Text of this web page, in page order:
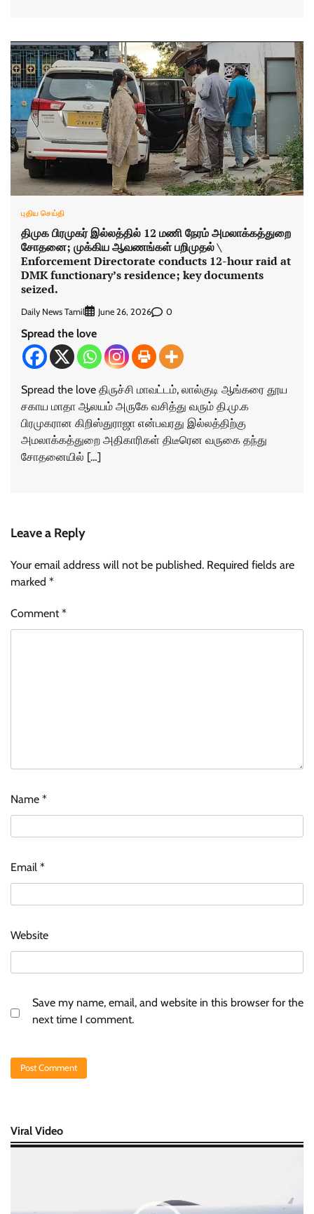
புதிய செய்தி
திமுக பிரமுகர் இல்லத்தில் 12 மணி நேரம் அமலாக்கத்துறை
சோதனை; முக்கிய ஆவணங்கள் பறிமுதல் \
Enforcement Directorate conducts 12-hour raid at
DMK functionary’s residence; key documents
seized.
Daily News Tamil June 26, 2026 0
Spread the love
Spread the love திருச்சி மாவட்டம், ​லால்குடி ஆங்கரை தூய
சகாய மாதா ஆலயம் அருகே வசித்து வரும் தி.மு.க
பிரமுகரான கிறிஸ்துராஜா என்பவரது இல்லத்திற்கு
அமலாக்கத்துறை அதிகாரிகள் திடீரென வருகை தந்து
சோதனையில் […]
Leave a Reply
Your email address will not be published. Required fields are
marked *
Comment*
Name *
Email *
Website
Save my name, email, and website in this browser for the
next time I comment.
Viral Video